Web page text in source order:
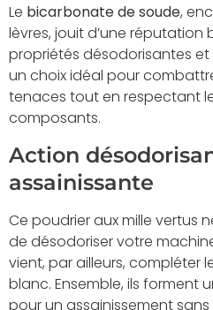
Le bicarbonate de soude,
lèvres, jouit d’une réputation
propriétés désodorisantes
un choix idéal pour
tenaces tout en respectant
composants.
Action
assainissante
Ce poudrier aux mille vertus
de désodoriser votre
vient, par ailleurs, compléter
blanc. Ensemble, ils forment
pour un assainissement